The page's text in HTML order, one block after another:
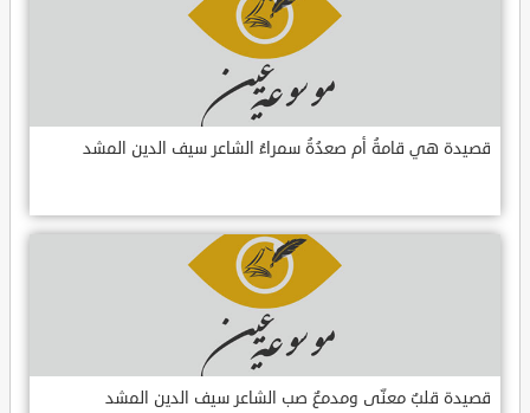
قصيدة هي قامةُ أم صعدُةُ سمراءُ الشاعر سيف الدين المشد
قصيدة قلبٌ معنّى ومدمعٌ صب الشاعر سيف الدين المشد